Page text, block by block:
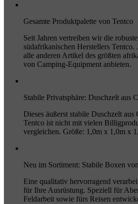
Gesamte Produktpalette von Tentco
Seit Jahren vertreiben wir die
südafrikanischen Herstellers Tentco.
alle anderen Artikel des größten
von Camping-Equipment anbieten.
Stabile Privatsphäre: Duschzelt aus
Dieses äußerst stabile Duschzelt
Tentco ist nicht mit vielen
vergleichen. Größe: 1,0m x 1,0m x
Neu im Sortiment: Stabile Boxen
Eine qualitativ hervorragend
für Ihre Ausrüstung. Speziell für
Feldarbeit sowie fürs Reisen